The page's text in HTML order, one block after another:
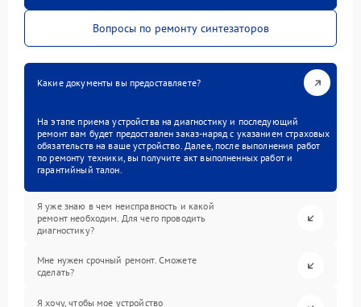
Вопросы по ремонту синтезаторов
Какие документы вы предоставляете?
На этапе приема устройства на диагностику и последующий
ремонт вам будет предоставлен заказ-наряд с указанием страховых
обязательств на ваше устройство. Далее, после выполнения работ
по ремонту техники, вы получите акт выполненных работ и
гарантийный талон.
Я уже знаю в чем неисправность и какой
ремонт необходим. Для чего проводить
диагностику?
Мне нужен срочный ремонт. Сможете
сделать?
Я хочу, чтобы мое устройство